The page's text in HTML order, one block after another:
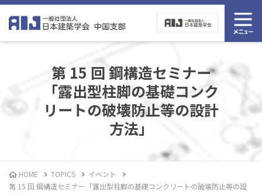
第 15 回 鋼構造セミナー
「露出型柱脚の基礎コンク
リートの破壊防止等の設計
方法」
HOME TOPICS
イベント
第 15 回 鋼構造セミナー「露出型柱脚の基礎コンクリートの破壊防止等の設